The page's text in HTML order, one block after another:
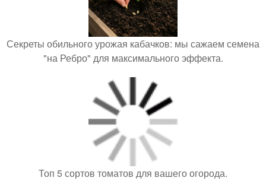
Секреты обильного урожая кабачков: мы сажаем семена
"на Ребро" для максимального эффекта.
Топ 5 сортов томатов для вашего огорода.